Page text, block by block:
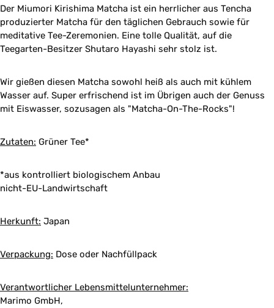
Der Miumori Kirishima Matcha ist ein herrlicher aus Tencha
produzierter Matcha für den täglichen Gebrauch sowie für
meditative Tee-Zeremonien. Eine tolle Qualität, auf die
Teegarten-Besitzer Shutaro Hayashi sehr stolz ist.
Wir gießen diesen Matcha sowohl heiß als auch mit kühlem
Wasser auf. Super erfrischend ist im Übrigen auch der Genuss
mit Eiswasser, sozusagen als "Matcha-On-The-Rocks"!
Zutaten: Grüner Tee*
*aus kontrolliert biologischem Anbau
nicht-EU-Landwirtschaft
Herkunft: Japan
Verpackung: Dose oder Nachfüllpack
Verantwortlicher Lebensmittelunternehmer:
Marimo GmbH,